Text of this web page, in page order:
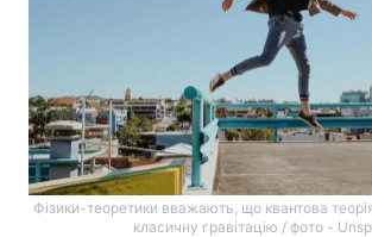
Фізики-теоретики вважають, що квантова
класичну гравітацію / фото -